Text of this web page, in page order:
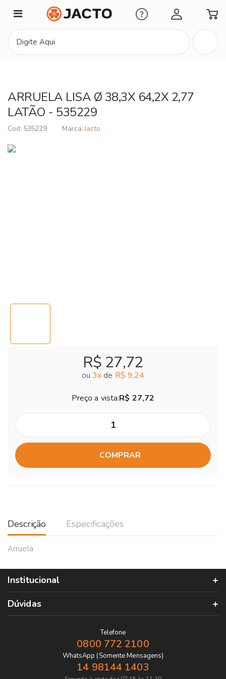
Minha Conta
ARRUELA LISA Ø 38,3X 64,2X 2,77
LATÃO - 535229
535229 Jacto
R$ 27,72
ou 3x de R$ 9,24
Preço a vista:R$ 27,72
COMPRAR
Descrição Especificações
Arruela
Institucional
Dúvidas
Telefone
0800 772 2100
WhatsApp (Somente Mensagens)
14 98144 1403